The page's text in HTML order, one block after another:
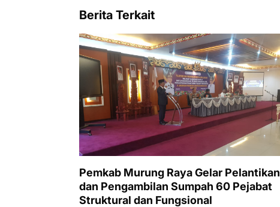
Berita Terkait
Pemkab Murung Raya Gelar Pelantikan
dan Pengambilan Sumpah 60 Pejabat
Struktural dan Fungsional